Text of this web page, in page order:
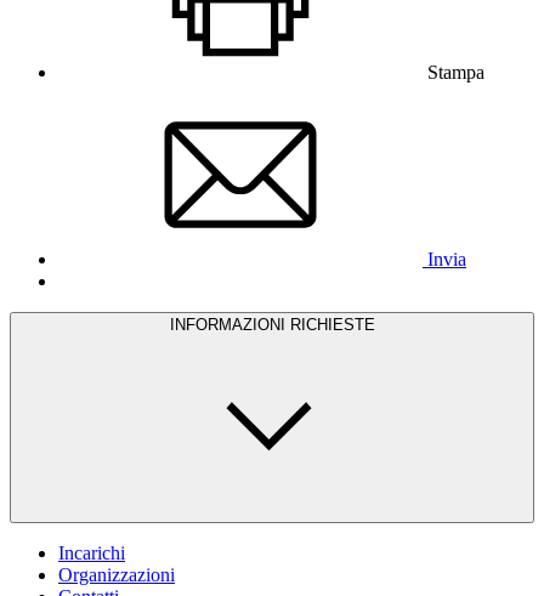
Stampa
Invia
INFORMAZIONI RICHIESTE
Incarichi
Organizzazioni